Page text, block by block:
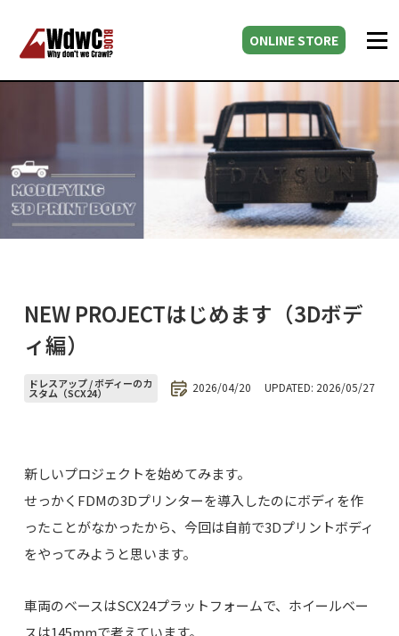
ONLINE STORE
NEW PROJECTはじめます（3Dボデ
ィ編）
ドレスアップ / ボディーのカ
スタム（SCX24） 2026/04/20 UPDATED: 2026/05/27
新しいプロジェクトを始めてみます。
せっかくFDMの3Dプリンターを導入したのにボディを作
ったことがなかったから、今回は自前で3Dプリントボディ
をやってみようと思います。
車両のベースはSCX24プラットフォームで、ホイールベー
スは145mmで考えています。